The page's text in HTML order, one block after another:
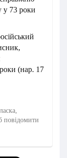
73 роки
(нар. 17
повідомити